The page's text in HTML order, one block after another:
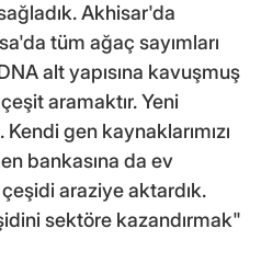
Akhisar'da
tüm ağaç sayımları
alt yapısına kavuşmuş
aramaktır. Yeni
gen kaynaklarımızı
bankasına da ev
araziye aktardık.
sektöre kazandırmak"